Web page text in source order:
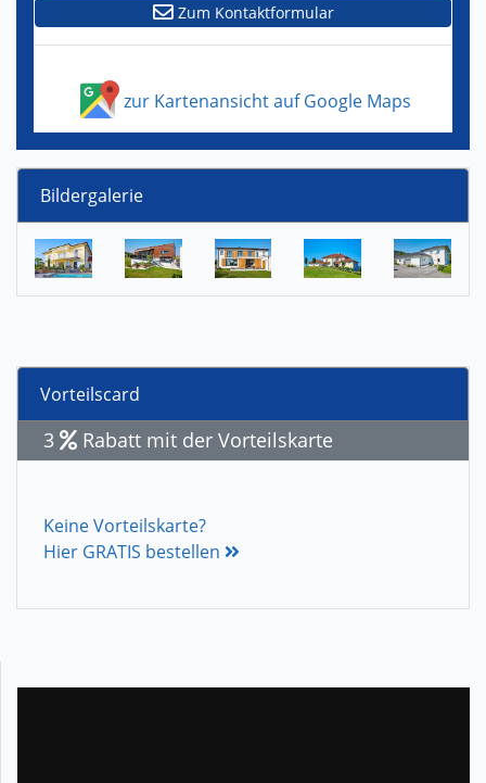
Zum Kontaktformular
zur Kartenansicht auf Google Maps
Bildergalerie
Vorteilscard
3 Rabatt mit der Vorteilskarte
Keine Vorteilskarte?
Hier GRATIS bestellen